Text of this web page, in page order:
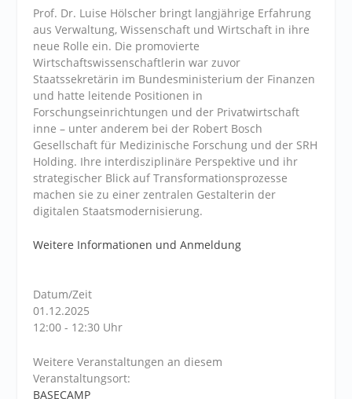
Prof. Dr. Luise Hölscher bringt langjährige Erfahrung
aus Verwaltung, Wissenschaft und Wirtschaft in ihre
neue Rolle ein. Die promovierte
Wirtschaftswissenschaftlerin war zuvor
Staatssekretärin im Bundesministerium der Finanzen
und hatte leitende Positionen in
Forschungseinrichtungen und der Privatwirtschaft
inne – unter anderem bei der Robert Bosch
Gesellschaft für Medizinische Forschung und der SRH
Holding. Ihre interdisziplinäre Perspektive und ihr
strategischer Blick auf Transformationsprozesse
machen sie zu einer zentralen Gestalterin der
digitalen Staatsmodernisierung.
Weitere Informationen und Anmeldung
Datum/Zeit
01.12.2025
12:00 - 12:30 Uhr
Weitere Veranstaltungen an diesem
Veranstaltungsort:
BASECAMP